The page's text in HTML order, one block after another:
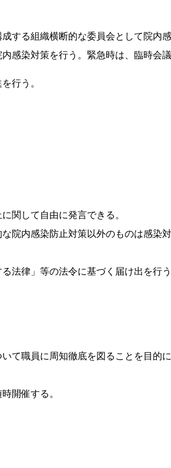
する組織横断的な委員会として院内
感染対策を行う。緊急時は、臨時会議
行う。
関して自由に発言できる。
院内感染防止対策以外のものは感染
法律」等の法令に基づく届け出を行う
て職員に周知徹底を図ることを目的
開催する。